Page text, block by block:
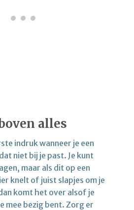
alles
indruk wanneer je een
niet bij je past. Je kunt
maar als dit op een
knelt of juist slapjes om je
komt het over alsof je
mee bezig bent. Zorg er